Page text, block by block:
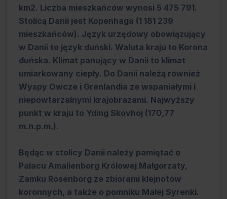
km2. Liczba mieszkańców wynosi 5 475 791.
Stolicą Danii jest Kopenhaga (1 181 239
mieszkańców). Język urzędowy obowiązujący
w Danii to język duński. Waluta kraju to Korona
duńska. Klimat panujący w Danii to klimat
umiarkowany ciepły. Do Danii należą również
Wyspy Owcze i Grenlandia ze wspaniałymi i
niepowtarzalnymi krajobrazami. Najwyższy
punkt w kraju to Yding Skovhoj (170,77
m.n.p.m.).
Będąc w stolicy Danii należy pamiętać o
Pałacu Amalienborg Królowej Małgorzaty,
Zamku Rosenborg ze zbiorami klejnotów
koronnych, a także o pomniku Małej Syrenki.